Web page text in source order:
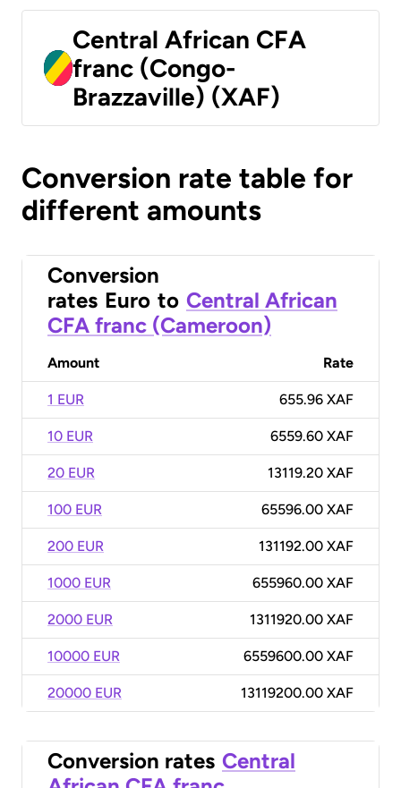
Central African CFA
franc (Congo-
Brazzaville) (XAF)
Conversion rate table for
different amounts
Conversion
rates Euro to Central African
CFA franc (Cameroon)
Amount Rate
1 EUR 655.96 XAF
10 EUR 6559.60 XAF
20 EUR 13119.20 XAF
100 EUR 65596.00 XAF
200 EUR 131192.00 XAF
1000 EUR 655960.00 XAF
2000 EUR 1311920.00 XAF
10000 EUR 6559600.00 XAF
20000 EUR 13119200.00 XAF
Conversion rates Central